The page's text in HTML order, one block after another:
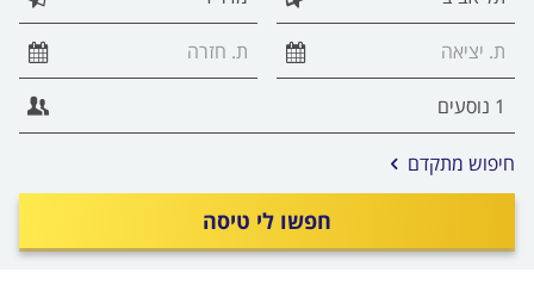
חפשו לי טיסה
חיפוש מתקדם אפשרויות
החיפוש
לפני